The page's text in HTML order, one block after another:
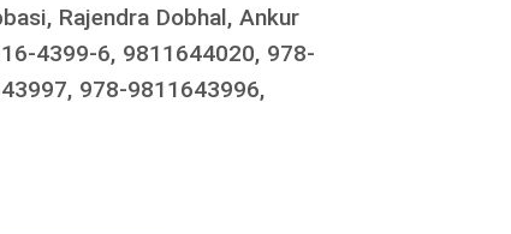
Rajendra Dobhal, Ankur
4399-6, 9811644020, 978-
978-9811643996,